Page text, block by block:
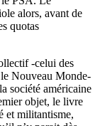
alors, avant de
quotas
-celui des
Nouveau Monde-
société américaine
objet, le livre
et militantisme,